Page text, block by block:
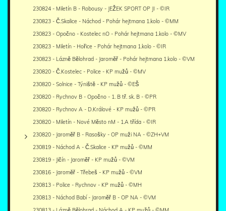
230824 - Miletín B - Robousy - JEŽEK SPORT OP JI - ©IR
230823 - Č.Skalice - Náchod - Pohár hejtmana 1.kolo - ©MM
230823 - Opočno - Kostelec nO - Pohár hejtmana 1.kolo - ©MV
230823 - Miletín - Hořice - Pohár hejtmana 1.kolo - ©IR
230823 - Lázně Bělohrad - Jaroměř - Pohár hejtmana 1.kolo - ©VM
230820 - Č.Kostelec - Police - KP mužů - ©MV
230820 - Solnice - Týniště - KP mužů - ©EŠ
230820 - Rychnov B - Opočno - 1. B tř. sk. B - ©PR
230820 - Rychnov A - D.Králové - KP mužů - ©PR
230820 - Miletín - Nové Město nM - 1.A třída - ©IR
230820 - Jaroměř B - Rasošky - OP muži NA - ©ZH+VM
230819 - Náchod A - Č.Skalice - KP mužů - ©MM
230819 - Jičín - Jaroměř - KP mužů - ©VM
230816 - Jaroměř - Třebeš - KP mužů - ©VM
230813 - Police - Rychnov - KP mužů - ©MH
230813 - Náchod Babí - Jaroměř B - OP NA - ©VM